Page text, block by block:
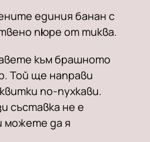
единия банан с
пюре от тиква.
към брашното
Той ще направи
по-пухкави.
съставка не е
можете да я